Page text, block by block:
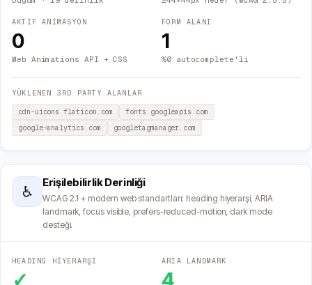
AKTİF ANİMASYON
0
Web Animations API + CSS
FORM ALANI
1
%0 autocomplete'li
YÜKLENEN 3RD PARTY ALANLAR
cdn-uicons.flaticon.com
fonts.googleapis.com
google-analytics.com
googletagmanager.com
♿
Erişilebilirlik Derinliği
WCAG 2.1 + modern web standartları: heading hiyerarşi, ARIA
landmark, focus visible, prefers-reduced-motion, dark mode
desteği.
HEADING HİYERARŞİ
✓
ARIA LANDMARK
4